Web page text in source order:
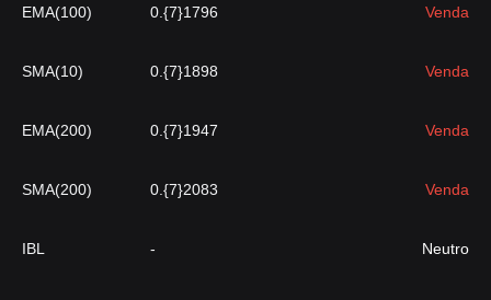
EMA(100) 0.{7}1796 Venda
SMA(10) 0.{7}1898 Venda
EMA(200) 0.{7}1947 Venda
SMA(200) 0.{7}2083 Venda
IBL - Neutro